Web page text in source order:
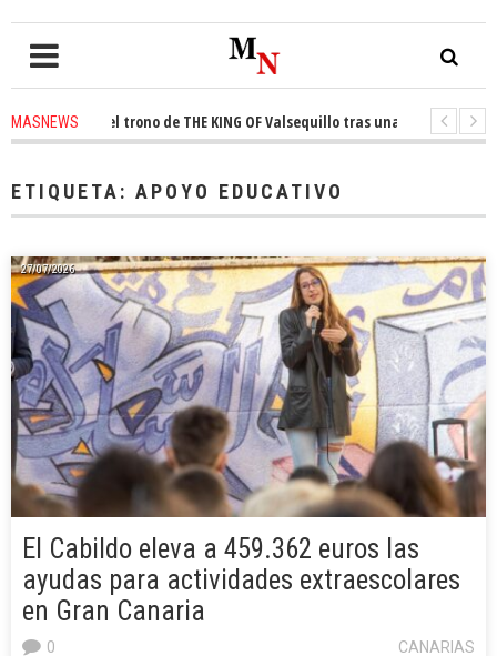
MASNEWSel trono de THE KING OF Valsequillo tras una jornada de
ETIQUETA: APOYO EDUCATIVO
27/07/2026
El Cabildo eleva a 459.362 euros las
ayudas para actividades extraescolares
en Gran Canaria
CANARIAS
0